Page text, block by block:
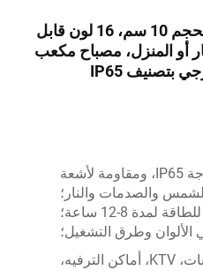
مكعب LED مقاوم للماء بحجم 10 سم، 16 لون قابل
أو المنزل، مصباح مكعب
متينة، مقاومة للماء بدرجة IP65، ومقاومة لأشعة
الشمس والصدمات والنار؛
لمدة 8-12 ساعة؛
الألوان وطرق التشغيل؛
المنزل، الحانات، KTV، أماكن الترفيه،